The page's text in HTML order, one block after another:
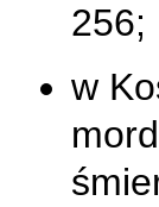
256;
w